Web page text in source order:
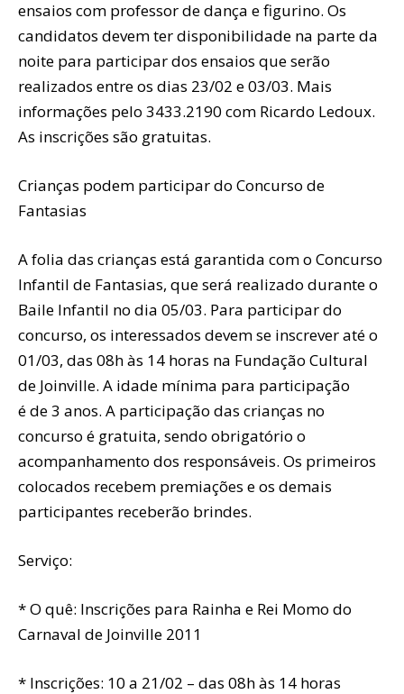
ensaios com professor de dança e figurino. Os
candidatos devem ter disponibilidade na parte da
noite para participar dos ensaios que serão
realizados entre os dias 23/02 e 03/03. Mais
informações pelo 3433.2190 com Ricardo Ledoux.
As inscrições são gratuitas.
Crianças podem participar do Concurso de
Fantasias
A folia das crianças está garantida com o Concurso
Infantil de Fantasias, que será realizado durante o
Baile Infantil no dia 05/03. Para participar do
concurso, os interessados devem se inscrever até o
01/03, das 08h às 14 horas na Fundação Cultural
de Joinville. A idade mínima para participação
é de 3 anos. A participação das crianças no
concurso é gratuita, sendo obrigatório o
acompanhamento dos responsáveis. Os primeiros
colocados recebem premiações e os demais
participantes receberão brindes.
Serviço:
* O quê: Inscrições para Rainha e Rei Momo do
Carnaval de Joinville 2011
* Inscrições: 10 a 21/02 – das 08h às 14 horas